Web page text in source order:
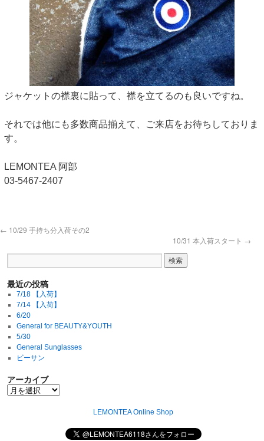
ジャケットの襟裏に貼って、襟を立てるのも良いですね。
それでは他にも多数商品揃えて、ご来店をお待ちしておりま
す。
LEMONTEA 阿部
03-5467-2407
← 10/29 手持ち分入荷その2
10/31 本入荷スタート →
最近の投稿
7/18 【入荷】
7/14 【入荷】
6/20
General for BEAUTY&YOUTH
5/30
General Sunglasses
ビーサン
アーカイブ
LEMONTEA Online Shop